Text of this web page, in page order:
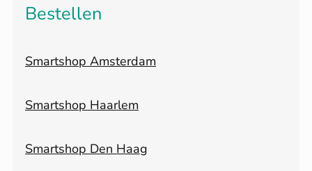
Bestellen
Smartshop Amsterdam
Smartshop Haarlem
Smartshop Den Haag